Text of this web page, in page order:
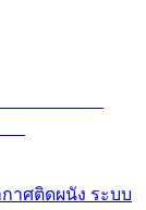
กาศติดผนัง ระบบ